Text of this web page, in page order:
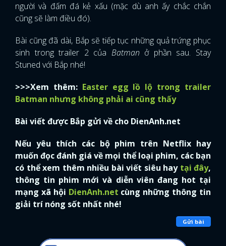
người và đấm đá kẻ xấu (mặc dù anh ấy chắc chắn
cũng sẽ làm điều đó).
Bài cũng đã dài, Bắp sẽ tiếp tục những quả trứng phục
sinh trong trailer 2 của Batman ở phần sau. Stay
Stuned với Bắp nhé!
>>>Xem thêm: Easter egg lồ lộ trong trailer
Batman nhưng không phải ai cũng thấy
Bài viết được Bắp gửi về cho DienAnh.net
Nếu yêu thích các bộ phim trên Netflix hay
muốn đọc đánh giá về mọi thể loại phim, các bạn
có thể xem thêm nhiều bài viết siêu hay tại đây,
thông tin phim mới và diễn viên đang hot tại
mạng xã hội DienAnh.net cùng những thông tin
giải trí nóng sốt nhất nhé!
Gửi bài